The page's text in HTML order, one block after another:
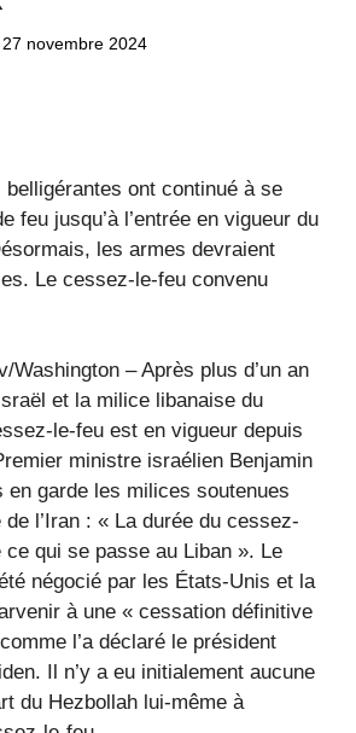
27 novembre 2024
belligérantes ont continué à se
feu jusqu’à l’entrée en vigueur du
les armes devraient
Le cessez-le-feu convenu
Washington – Après plus d’un an
et la milice libanaise du
le-feu est en vigueur depuis
ministre israélien Benjamin
en garde les milices soutenues
de l’Iran : « La durée du cessez-
ce qui se passe au Liban ». Le
négocié par les États-Unis et la
à une « cessation définitive
l’a déclaré le président
Il n’y a eu initialement aucune
du Hezbollah lui-même à